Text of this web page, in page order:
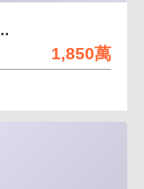
1,850萬
園、幸安金華之學區